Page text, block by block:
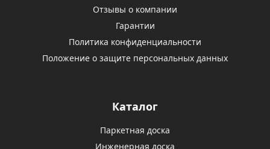
Отзывы о компании
Гарантии
Политика конфиденциальности
Положение о защите персональных данных
Каталог
Паркетная доска
Инженерная доска